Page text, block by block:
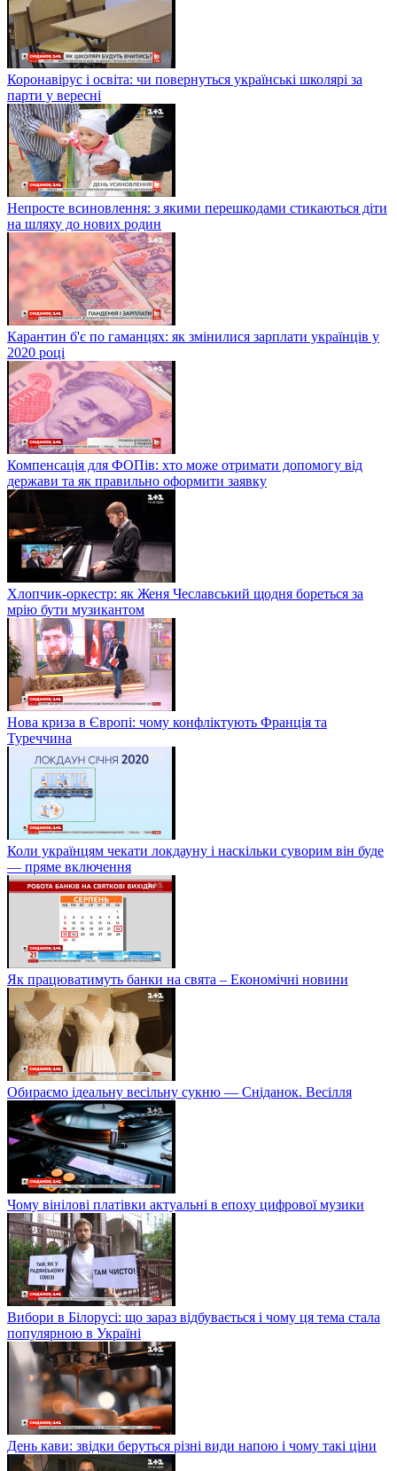
Коронавірус і освіта: чи повернуться українські школярі за
парти у вересні
Непросте всиновлення: з якими перешкодами стикаються діти
на шляху до нових родин
Карантин б'є по гаманцях: як змінилися зарплати українців у
2020 році
Компенсація для ФОПів: хто може отримати допомогу від
держави та як правильно оформити заявку
Хлопчик-оркестр: як Женя Чеславський щодня бореться за
мрію бути музикантом
Нова криза в Європі: чому конфліктують Франція та
Туреччина
Коли українцям чекати локдауну і наскільки суворим він буде
— пряме включення
Як працюватимуть банки на свята – Економічні новини
Обираємо ідеальну весільну сукню — Сніданок. Весілля
Чому вінілові платівки актуальні в епоху цифрової музики
Вибори в Білорусі: що зараз відбувається і чому ця тема стала
популярною в Україні
День кави: звідки беруться різні види напою і чому такі ціни